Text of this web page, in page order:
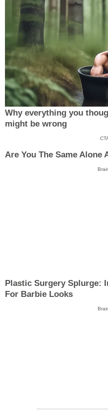
Why everything you
might be wrong
Are You The Same
Plastic Surgery Splurge:
For Barbie Looks